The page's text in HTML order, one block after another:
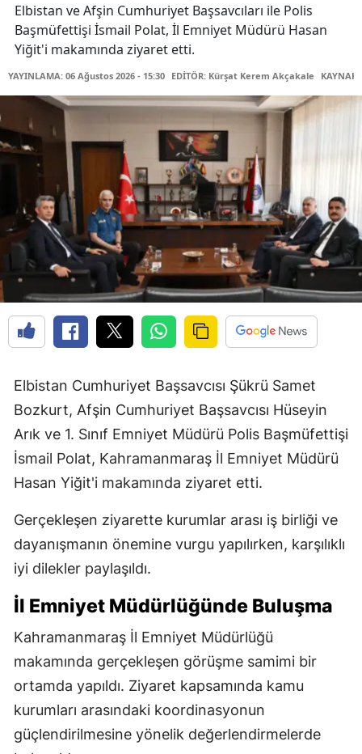
Elbistan ve Afşin Cumhuriyet Başsavcıları ile Polis
Başmüfettişi İsmail Polat, İl Emniyet Müdürü Hasan
Yiğit'i makamında ziyaret etti.
YAYINLAMA: 06 Ağustos 2026 - 15:30 EDİTÖR: Kürşat Kerem Akçakale
Elbistan Cumhuriyet Başsavcısı Şükrü Samet
Bozkurt, Afşin Cumhuriyet Başsavcısı Hüseyin
Arık ve 1. Sınıf Emniyet Müdürü Polis Başmüfettişi
İsmail Polat, Kahramanmaraş İl Emniyet Müdürü
Hasan Yiğit'i makamında ziyaret etti.
Gerçekleşen ziyarette kurumlar arası iş birliği ve
dayanışmanın önemine vurgu yapılırken, karşılıklı
iyi dilekler paylaşıldı.
İl Emniyet Müdürlüğünde Buluşma
Kahramanmaraş İl Emniyet Müdürlüğü
makamında gerçekleşen görüşme samimi bir
ortamda yapıldı. Ziyaret kapsamında kamu
kurumları arasındaki koordinasyonun
güçlendirilmesine yönelik değerlendirmelerde